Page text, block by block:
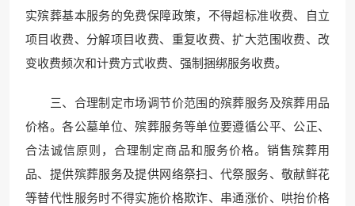
实殡葬基本服务的免费保障政策，不得超标准收费、自立
项目收费、分解项目收费、重复收费、扩大范围收费、改
变收费频次和计费方式收费、强制捆绑服务收费。
三、合理制定市场调节价范围的殡葬服务及殡葬用品
价格。各公墓单位、殡葬服务等单位要遵循公平、公正、
合法诚信原则，合理制定商品和服务价格。销售殡葬用
品、提供殡葬服务及提供网络祭扫、代祭服务、敬献鲜花
等替代性服务时不得实施价格欺诈、串通涨价、哄抬价格